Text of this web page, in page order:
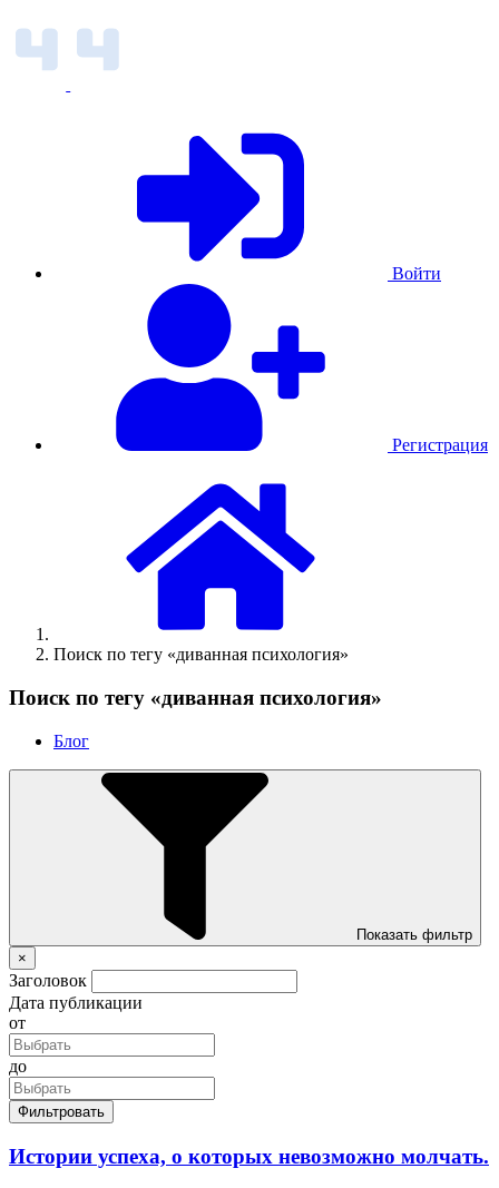
Войти
Регистрация
Поиск по тегу «диванная психология»
Поиск по тегу «диванная психология»
Блог
Показать фильтр
×
Заголовок
Дата публикации
от
до
Фильтровать
Истории успеха, о которых невозможно молчать.